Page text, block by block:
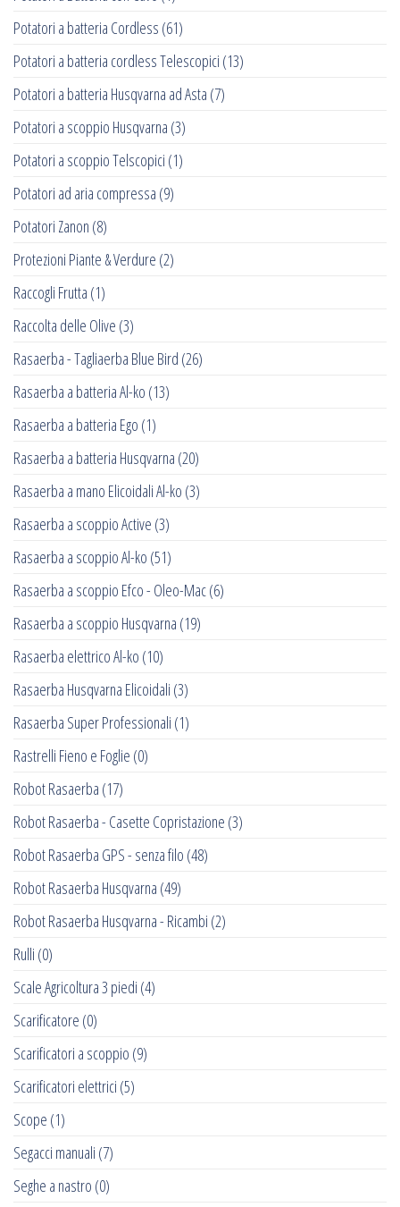
Potatori a batteria Cordless (61)
Potatori a batteria cordless Telescopici (13)
Potatori a batteria Husqvarna ad Asta (7)
Potatori a scoppio Husqvarna (3)
Potatori a scoppio Telscopici (1)
Potatori ad aria compressa (9)
Potatori Zanon (8)
Protezioni Piante & Verdure (2)
Raccogli Frutta (1)
Raccolta delle Olive (3)
Rasaerba - Tagliaerba Blue Bird (26)
Rasaerba a batteria Al-ko (13)
Rasaerba a batteria Ego (1)
Rasaerba a batteria Husqvarna (20)
Rasaerba a mano Elicoidali Al-ko (3)
Rasaerba a scoppio Active (3)
Rasaerba a scoppio Al-ko (51)
Rasaerba a scoppio Efco - Oleo-Mac(6)
Rasaerba a scoppio Husqvarna (19)
Rasaerba elettrico Al-ko (10)
Rasaerba Husqvarna Elicoidali (3)
Rasaerba Super Professionali (1)
Rastrelli Fieno e Foglie (0)
Robot Rasaerba (17)
Robot Rasaerba - Casette Copristazione (3)
Robot Rasaerba GPS - senza filo (48)
Robot Rasaerba Husqvarna (49)
Robot Rasaerba Husqvarna - Ricambi (2)
Rulli (0)
Scale Agricoltura 3 piedi (4)
Scarificatore (0)
Scarificatori a scoppio (9)
Scarificatori elettrici (5)
Scope (1)
Segacci manuali (7)
Seghe a nastro (0)